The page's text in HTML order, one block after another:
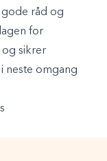
råd og
for
og sikrer
neste omgang